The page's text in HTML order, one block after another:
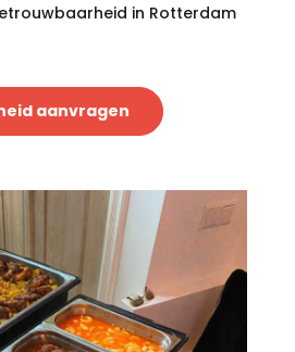
in Rotterdam
aanvragen